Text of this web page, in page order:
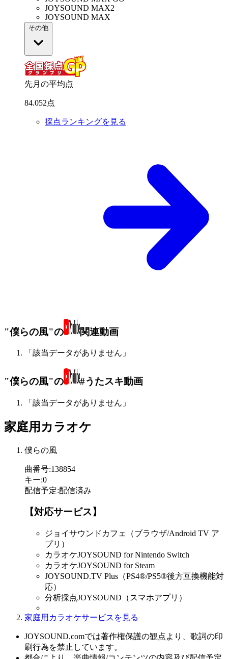
JOYSOUND MAX2
JOYSOUND MAX
その他
先月の平均点
84.052点
採点ランキングを見る
"僕らの風"の 関連動画
「該当データがありません」
"僕らの風"の #うたスキ動画
「該当データがありません」
家庭用カラオケ
僕らの風
曲番号:138854
キー:0
配信予定:配信済み
【対応サービス】
ジョイサウンドカフェ（ブラウザ/Android TV ア
プリ）
カラオケJOYSOUND for Nintendo Switch
カラオケJOYSOUND for Steam
JOYSOUND.TV Plus（PS4®/PS5®後方互換機能対
応）
分析採点JOYSOUND（スマホアプリ）
家庭用カラオケサービスを見る
JOYSOUND.comでは著作権保護の観点より、歌詞の印
刷行為を禁止しています。